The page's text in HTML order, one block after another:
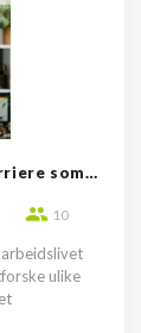
Bli en del av WRK Talents og start din karriere som miljøterapeut
10
arbeidslivet
ulike